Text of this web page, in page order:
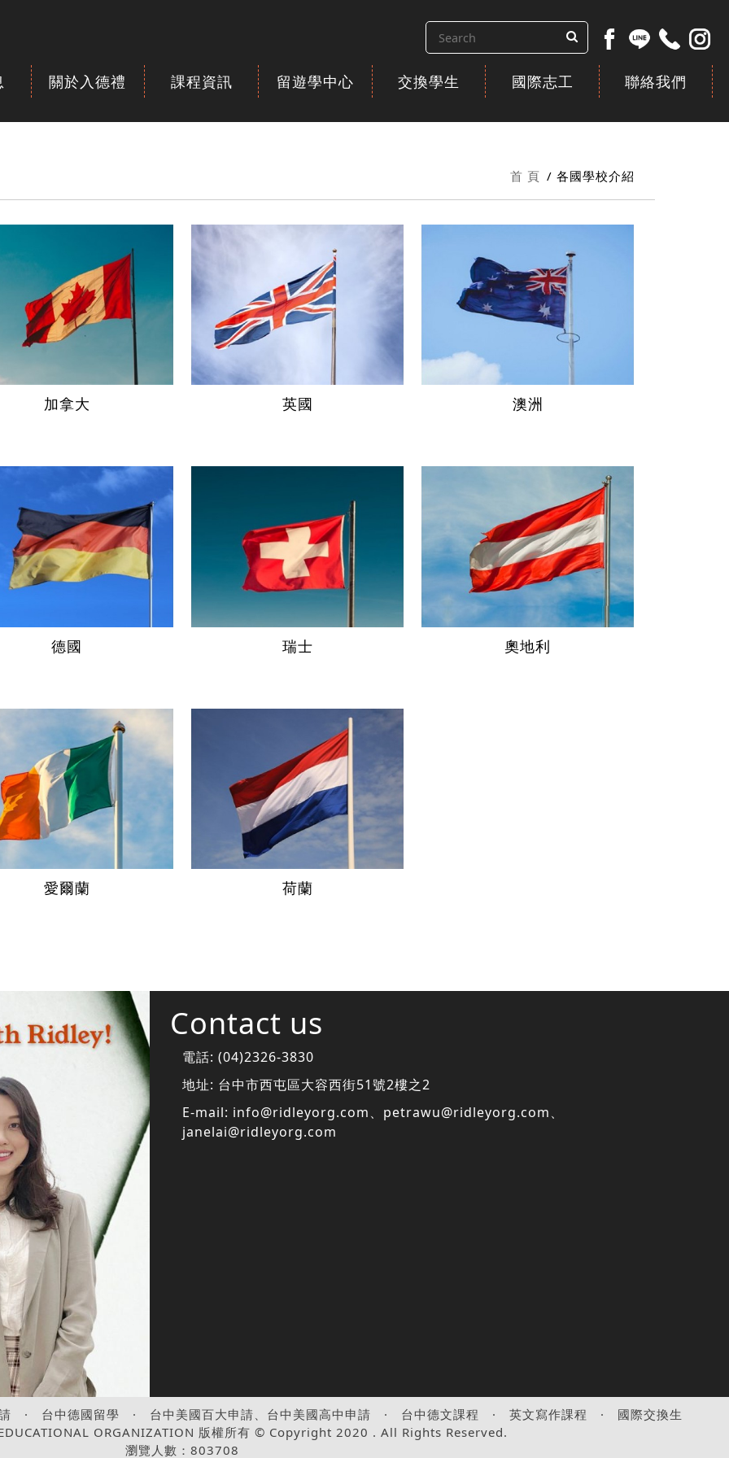
關於入德禮 課程資訊 留遊學中心 交換學生 國際志工 聯絡我們
首 頁 各國學校介紹
加拿大 英國 澳洲
德國 瑞士 奧地利
愛爾蘭 荷蘭
Contact us
電話: (04)2326-3830
地址: 台中市西屯區大容西街51號2樓之2
E-mail: info@ridleyorg.com、 petrawu@ridleyorg.com、
janelai@ridleyorg.com
· 台中德國留學 · 台中美國百大申請、台中美國高中申請 · 台中德文課程 · 英文寫作課程 · 國際交換生
ORGANIZATION 版權所有 © Copyright 2020 . All Rights Reserved.
瀏覽人數：803708